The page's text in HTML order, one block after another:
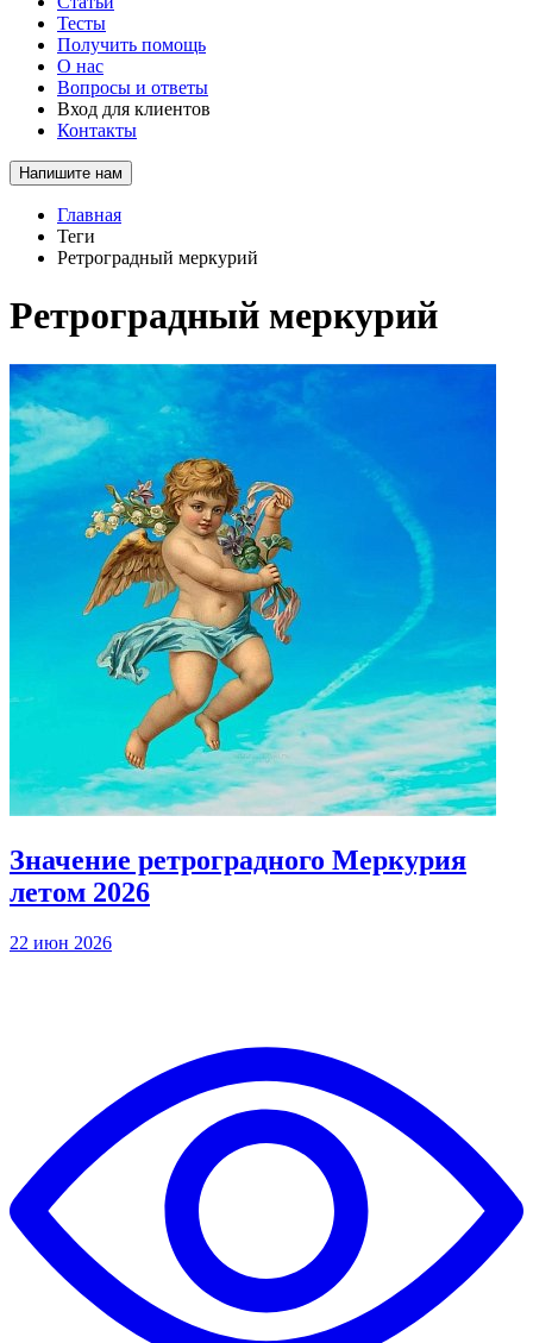
Тесты
Получить помощь
О нас
Вопросы и ответы
Вход для клиентов
Контакты
Напишите нам
Главная
Теги
Ретроградный меркурий
Ретроградный меркурий
Значение ретроградного Меркурия
летом 2026
22 июн 2026